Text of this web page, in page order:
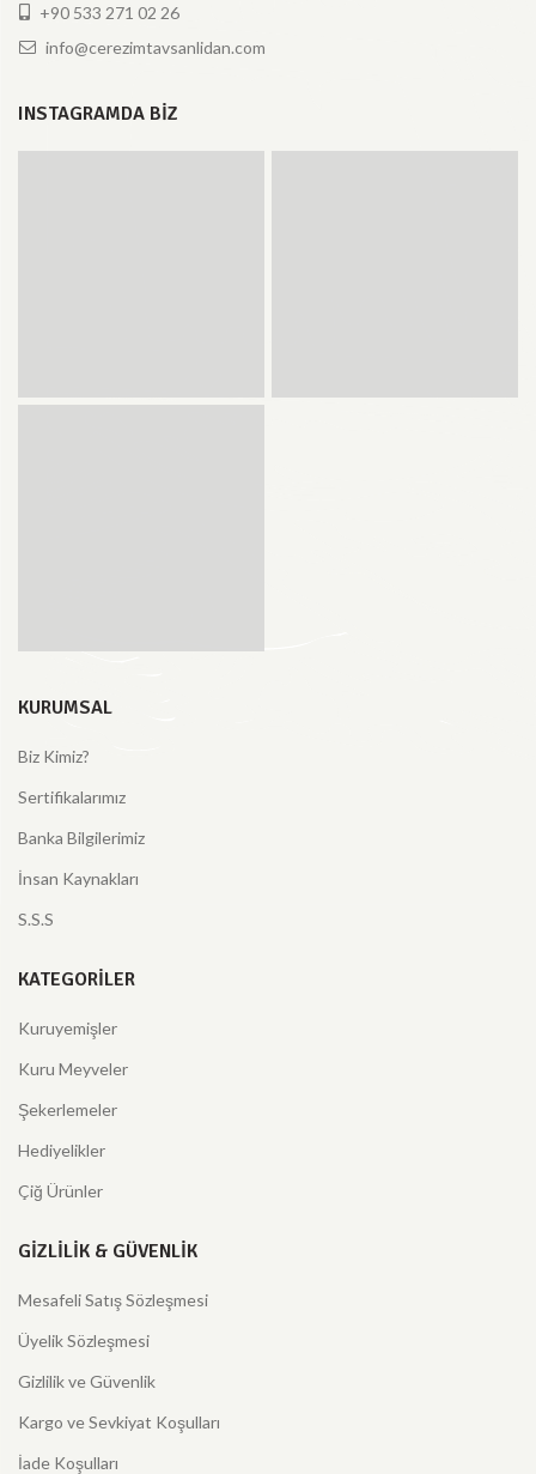
+90 533 271 02 26
info@cerezimtavsanlidan.com
INSTAGRAMDA BIZ
KURUMSAL
Biz Kimiz?
Sertifikalarımız
Banka Bilgilerimiz
İnsan Kaynakları
S.S.S
KATEGORILER
Kuruyemişler
Kuru Meyveler
Şekerlemeler
Hediyelikler
Çiğ Ürünler
GIZLILIK & GÜVENLIK
Mesafeli Satış Sözleşmesi
Üyelik Sözleşmesi
Gizlilik ve Güvenlik
Kargo ve Sevkiyat Koşulları
İade Koşulları